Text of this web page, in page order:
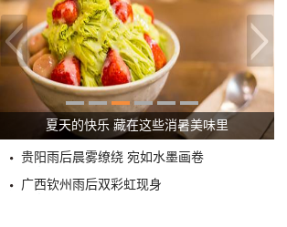
夏天的快乐 藏在这些消暑美味里
贵阳雨后晨雾缭绕 宛如水墨画卷
广西钦州雨后双彩虹现身